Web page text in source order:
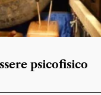
psicofisico